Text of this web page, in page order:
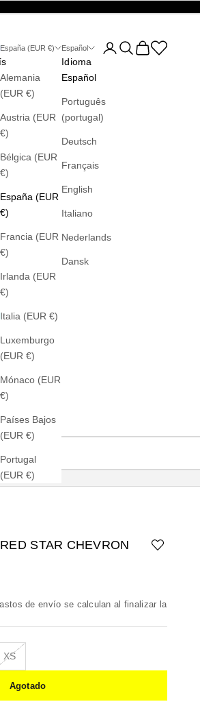
España (EUR €)
Alemania
(EUR €)
Austria (EUR
€)
Bélgica (EUR
€)
España (EUR
€)
Francia (EUR
€)
Irlanda (EUR
€)
Italia (EUR €)
Luxemburgo
(EUR €)
Mónaco (EUR
€)
Países Bajos
(EUR €)
Portugal
(EUR €)
Español
Idioma
Español
Português
(portugal)
Deutsch
Français
English
Italiano
Nederlands
Dansk
Abrir página de la
Abrir búsqueda
Abrir cesta
Abrir la
STAR CHEVRON
de envío se calculan al finalizar la
XS
Agotado